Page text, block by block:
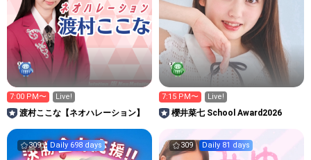
7:00 PM〜 Live!
渡村ここな【ネオハレーション】
7:15 PM〜 Live!
櫻井菜七 School Award2026
309 Daily 698 days 309 Daily 81 days